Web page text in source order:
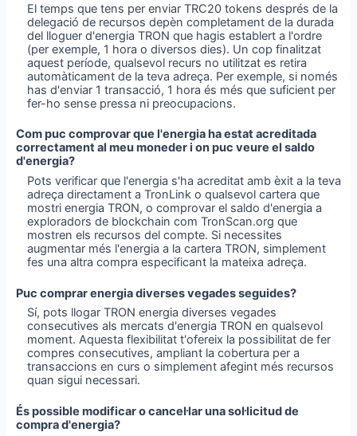
El temps que tens per enviar TRC20 tokens després de la
delegació de recursos depèn completament de la durada
del lloguer d'energia TRON que hagis establert a l'ordre
(per exemple, 1 hora o diversos dies). Un cop finalitzat
aquest període, qualsevol recurs no utilitzat es retira
automàticament de la teva adreça. Per exemple, si només
has d'enviar 1 transacció, 1 hora és més que suficient per
fer-ho sense pressa ni preocupacions.
Com puc comprovar que l'energia ha estat acreditada
correctament al meu moneder i on puc veure el saldo
d'energia?
Pots verificar que l'energia s'ha acreditat amb èxit a la teva
adreça directament a TronLink o qualsevol cartera que
mostri energia TRON, o comprovar el saldo d'energia a
exploradors de blockchain com TronScan.org que
mostren els recursos del compte. Si necessites
augmentar més l'energia a la cartera TRON, simplement
fes una altra compra especificant la mateixa adreça.
Puc comprar energia diverses vegades seguides?
Sí, pots llogar TRON energia diverses vegades
consecutives als mercats d'energia TRON en qualsevol
moment. Aquesta flexibilitat t'ofereix la possibilitat de fer
compres consecutives, ampliant la cobertura per a
transaccions en curs o simplement afegint més recursos
quan sigui necessari.
És possible modificar o cancel·lar una sol·licitud de
compra d'energia?